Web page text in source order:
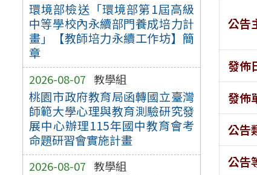
環境部檢送「環境部第1屆高級
中等學校內永續部門養成培力計
畫」【教師培力永續工作坊】簡
章
2026-08-07 教學組
桃園市政府教育局函轉國立臺灣
師範大學心理與教育測驗研究發
展中心辦理115年國中教育會考
命題研習會實施計畫
2026-08-07 教學組
公告
發佈
發佈
公告
公告